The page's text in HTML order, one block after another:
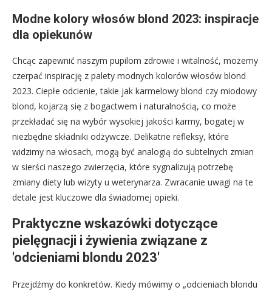
Modne kolory włosów blond 2023: inspiracje
dla opiekunów
Chcąc zapewnić naszym pupilom zdrowie i witalność, możemy
czerpać inspirację z palety modnych kolorów włosów blond
2023. Ciepłe odcienie, takie jak karmelowy blond czy miodowy
blond, kojarzą się z bogactwem i naturalnością, co może
przekładać się na wybór wysokiej jakości karmy, bogatej w
niezbędne składniki odżywcze. Delikatne refleksy, które
widzimy na włosach, mogą być analogią do subtelnych zmian
w sierści naszego zwierzęcia, które sygnalizują potrzebę
zmiany diety lub wizyty u weterynarza. Zwracanie uwagi na te
detale jest kluczowe dla świadomej opieki.
Praktyczne wskazówki dotyczące
pielęgnacji i żywienia związane z
'odcieniami blondu 2023′
Przejdźmy do konkretów. Kiedy mówimy o „odcieniach blondu